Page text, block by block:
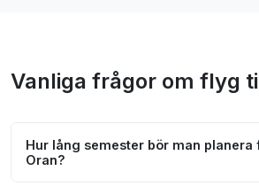
Vanliga frågor om flyg
Hur lång semester bör man planera
Oran?